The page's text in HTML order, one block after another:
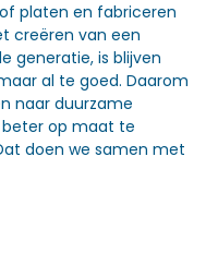
platen en fabriceren
creëren van een
generatie, is blijven
al te goed. Daarom
naar duurzame
op maat te
doen we samen met